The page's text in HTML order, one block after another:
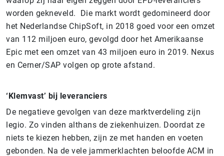
worden gekneveld. Die markt wordt gedomineerd door
het Nederlandse ChipSoft, in 2018 goed voor een omzet
van 112 miljoen euro, gevolgd door het Amerikaanse
Epic met een omzet van 43 miljoen euro in 2019. Nexus
en Cerner/SAP volgen op grote afstand.
‘Klemvast’ bij leveranciers
De negatieve gevolgen van deze marktverdeling zijn
legio. Zo vinden althans de ziekenhuizen. Doordat ze
niets te kiezen hebben, zijn ze met handen en voeten
gebonden. Na de vele jammerklachten beloofde ACM in